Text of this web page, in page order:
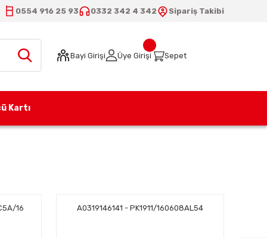
0554 916 25 93 0332 342 4 342 Sipariş Takibi
Bayi Girişi Üye Girişi Sepet
Kartı
16 A0319146141 - PK1911/160608AL54